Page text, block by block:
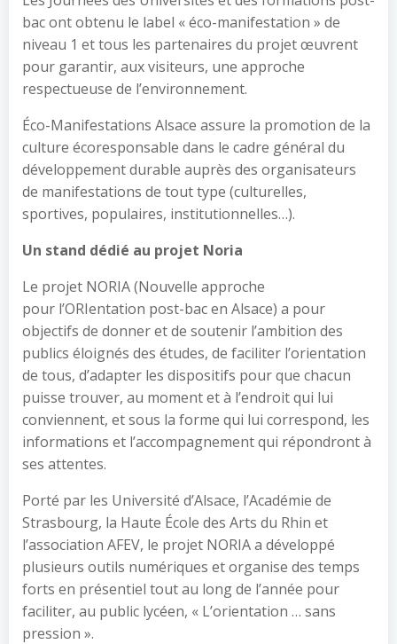
bac ont obtenu le label « éco-manifestation » de
niveau 1 et tous les partenaires du projet œuvrent
pour garantir, aux visiteurs, une approche
respectueuse de l’environnement.
Éco-Manifestations Alsace assure la promotion de la
culture écoresponsable dans le cadre général du
développement durable auprès des organisateurs
de manifestations de tout type (culturelles,
sportives, populaires, institutionnelles…).
Un stand dédié au projet Noria
Le projet NORIA (Nouvelle approche
pour l’ORIentation post-bac en Alsace) a pour
objectifs de donner et de soutenir l’ambition des
publics éloignés des études, de faciliter l’orientation
de tous, d’adapter les dispositifs pour que chacun
puisse trouver, au moment et à l’endroit qui lui
conviennent, et sous la forme qui lui correspond, les
informations et l’accompagnement qui répondront à
ses attentes.
Porté par les Université d’Alsace, l’Académie de
Strasbourg, la Haute École des Arts du Rhin et
l’association AFEV, le projet NORIA a développé
plusieurs outils numériques et organise des temps
forts en présentiel tout au long de l’année pour
faciliter, au public lycéen, « L’orientation … sans
pression ».